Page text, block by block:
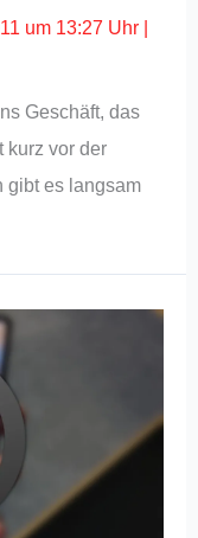
um 13:27 Uhr
Geschäft, das
kurz vor der
gibt es langsam